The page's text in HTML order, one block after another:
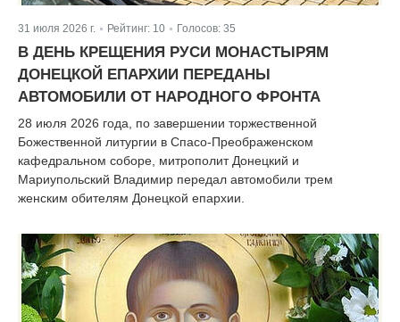
31 июля 2026 г. Рейтинг: 10 Голосов: 35
В ДЕНЬ КРЕЩЕНИЯ РУСИ МОНАСТЫРЯМ
ДОНЕЦКОЙ ЕПАРХИИ ПЕРЕДАНЫ
АВТОМОБИЛИ ОТ НАРОДНОГО ФРОНТА
28 июля 2026 года, по завершении торжественной
Божественной литургии в Спасо-Преображенском
кафедральном соборе, митрополит Донецкий и
Мариупольский Владимир передал автомобили трем
женским обителям Донецкой епархии.